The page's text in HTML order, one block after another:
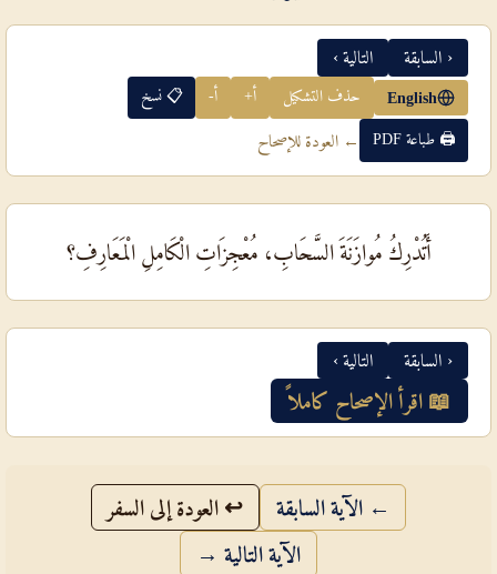
‹ السابقة التالية ›
English حذف التشكيل أ+ أ- 📋 نسخ
🖨 طباعة PDF ← العودة للإصحاح
أَتُدْرِكُ مُوازَنَةَ السَّحَابِ، مُعْجِزَاتِ الْكَامِلِ الْمَعَارِفِ؟
‹ السابقة التالية ›
📖 اقرأ الإصحاح كاملاً
← الآية السابقة
↩ العودة إلى السفر
الآية التالية →